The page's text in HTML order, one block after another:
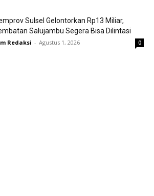
Sulsel Gelontorkan Rp13 Miliar,
Salujambu Segera Bisa Dilintasi
Redaksi - Agustus 1, 2026 0